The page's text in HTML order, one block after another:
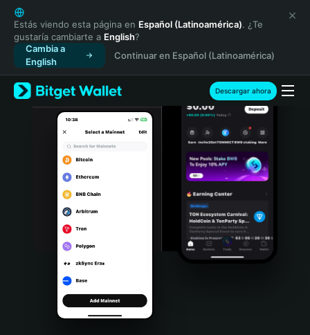
English
日本語
Tiếng Việt
Русский
Español (Latinoamérica)
Türkçe
Italiano
Português (Portugal)
Bahasa Indonesia
Português (Brasil)
Español (Argentina)
Estás viendo esta página en Español (Latinoamérica). ¿Te
gustaría cambiarte a English?
Cambia a
English
Continuar en Español (Latinoamérica)
Descargar ahora